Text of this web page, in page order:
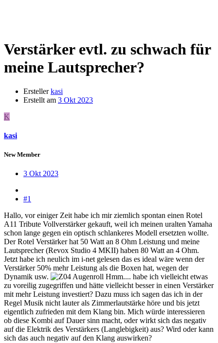
Verstärker evtl. zu schwach für
meine Lautsprecher?
Ersteller kasi
Erstellt am 3 Okt 2023
K
kasi
New Member
3 Okt 2023
#1
Hallo, vor einiger Zeit habe ich mir ziemlich spontan einen Rotel
A11 Tribute Vollverstärker gekauft, weil ich meinen uralten Yamaha
schon lange gegen ein optisch schlankeres Modell ersetzten wollte.
Der Rotel Verstärker hat 50 Watt an 8 Ohm Leistung und meine
Lautsprecher (Revox Studio 4 MKII) haben 80 Watt an 4 Ohm.
Jetzt habe ich neulich im i-net gelesen das es ideal wäre wenn der
Verstärker 50% mehr Leistung als die Boxen hat, wegen der
Dynamik usw.
Hmm.... habe ich vielleicht etwas
zu voreilig zugegriffen und hätte vielleicht besser in einen Verstärker
mit mehr Leistung investiert? Dazu muss ich sagen das ich in der
Regel Musik nicht lauter als Zimmerlautstärke höre und bis jetzt
eigentlich zufrieden mit dem Klang bin. Mich würde interessieren
ob diese Kombi auf Dauer sinn macht, oder wirkt sich das negativ
auf die Elektrik des Verstärkers (Langlebigkeit) aus? Wird oder kann
sich das auch negativ auf den Klang auswirken?